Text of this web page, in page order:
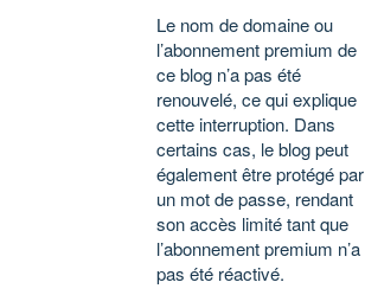
Le nom de domaine ou
l’abonnement premium de
ce blog n’a pas été
renouvelé, ce qui explique
cette interruption. Dans
certains cas, le blog peut
également être protégé par
un mot de passe, rendant
son accès limité tant que
l’abonnement premium n’a
pas été réactivé.